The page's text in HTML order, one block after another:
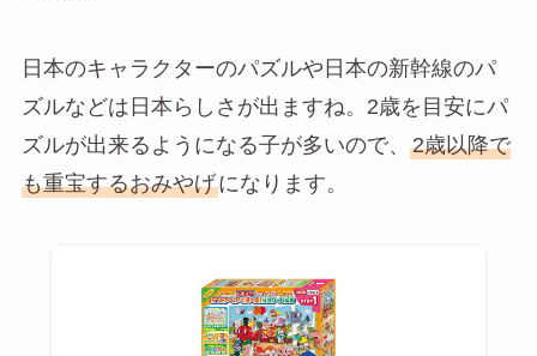
日本のキャラクターのパズルや日本の新幹線のパ
ズルなどは日本らしさが出ますね。2歳を目安にパ
ズルが出来るようになる子が多いので、 2歳以降で
も重宝するおみやげになります。